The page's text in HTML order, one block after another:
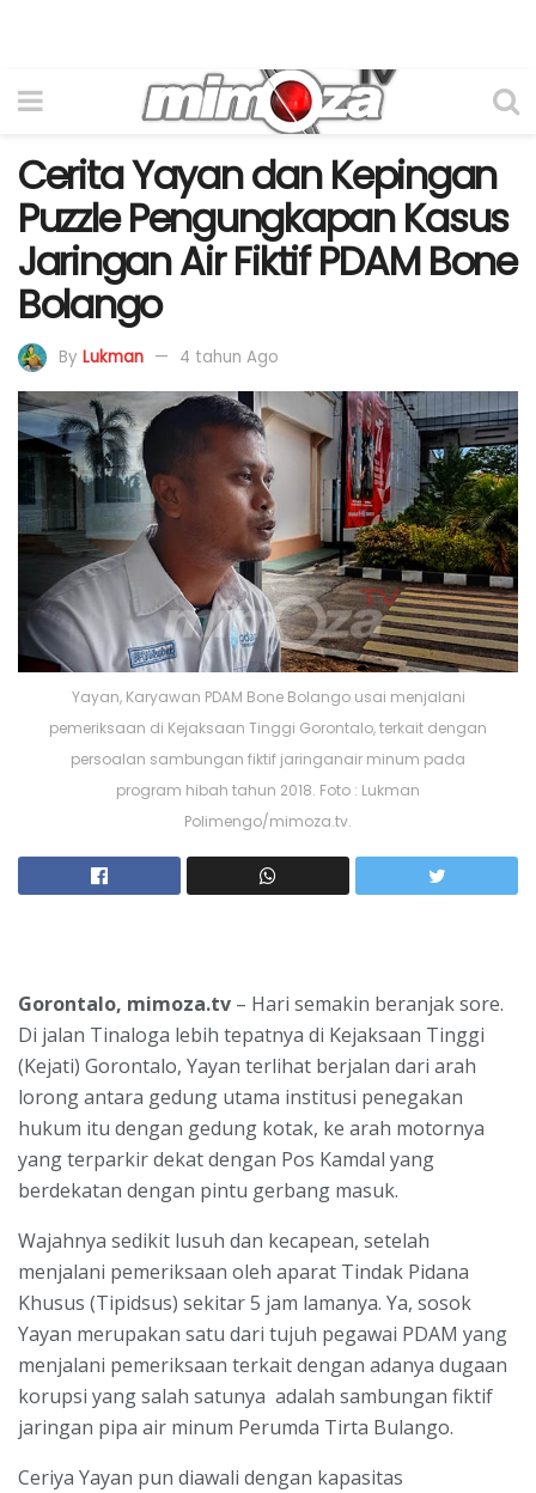
Cerita Yayan dan Kepingan
Puzzle Pengungkapan Kasus
Jaringan Air Fiktif PDAM Bone
Bolango
By Lukman 4 tahun Ago
Yayan, Karyawan PDAM Bone Bolango usai menjalani
pemeriksaan di Kejaksaan Tinggi Gorontalo, terkait dengan
persoalan sambungan fiktif jaringanair minum pada
program hibah tahun 2018. Foto : Lukman
Polimengo/mimoza.tv.
Gorontalo, mimoza.tv – Hari semakin beranjak sore.
Di jalan Tinaloga lebih tepatnya di Kejaksaan Tinggi
(Kejati) Gorontalo, Yayan terlihat berjalan dari arah
lorong antara gedung utama institusi penegakan
hukum itu dengan gedung kotak, ke arah motornya
yang terparkir dekat dengan Pos Kamdal yang
berdekatan dengan pintu gerbang masuk.
Wajahnya sedikit lusuh dan kecapean, setelah
menjalani pemeriksaan oleh aparat Tindak Pidana
Khusus (Tipidsus) sekitar 5 jam lamanya. Ya, sosok
Yayan merupakan satu dari tujuh pegawai PDAM yang
menjalani pemeriksaan terkait dengan adanya dugaan
korupsi yang salah satunya adalah sambungan fiktif
jaringan pipa air minum Perumda Tirta Bulango.
Ceriya Yayan pun diawali dengan kapasitas